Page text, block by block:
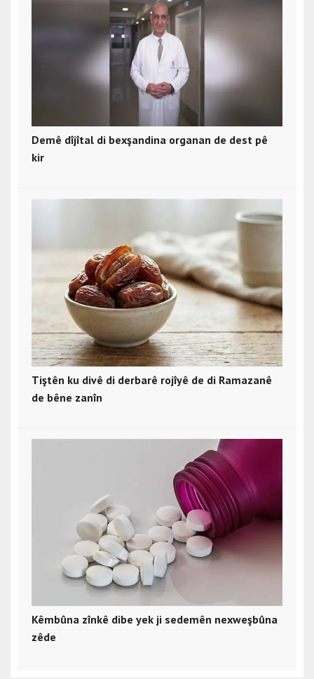
Demê dîjîtal di bexşandina organan de dest pê
kir
Tiştên ku divê di derbarê rojîyê de di Ramazanê
de bêne zanîn
Kêmbûna zînkê dibe yek ji sedemên nexweşbûna
zêde